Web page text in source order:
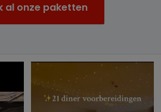
al onze paketten